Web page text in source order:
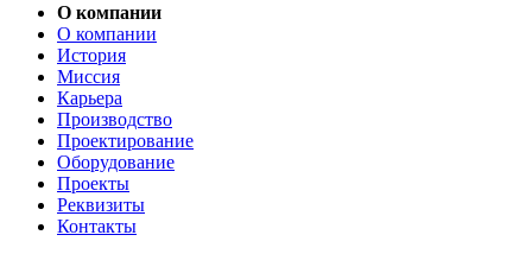
О компании
О компании
История
Миссия
Карьера
Производство
Проектирование
Оборудование
Проекты
Реквизиты
Контакты